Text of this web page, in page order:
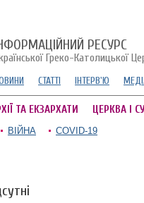
РЕСУРС
Греко-Католицької
СТАТТІ ІНТЕРВ'Ю
ТА ЕКЗАРХАТИ ЦЕРКВА І
ВІЙНА COVID-19